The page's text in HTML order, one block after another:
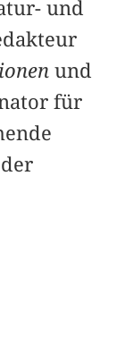
und
und
für